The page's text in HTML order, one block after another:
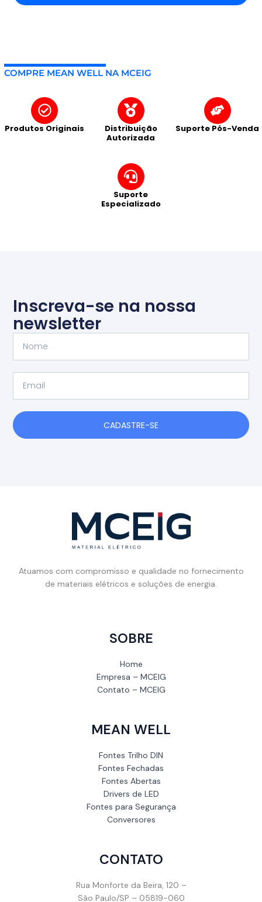
COMPRE MEAN WELL NA MCEIG
Produtos Originais
Distribuição
Autorizada
Suporte Pós-Venda
Suporte
Especializado
Inscreva-se na nossa
newsletter
CADASTRE-SE
Atuamos com compromisso e qualidade no fornecimento
de materiais elétricos e soluções de energia.
SOBRE
Home
Empresa – MCEIG
Contato – MCEIG
MEAN WELL
Fontes Trilho DIN
Fontes Fechadas
Fontes Abertas
Drivers de LED
Fontes para Segurança
Conversores
CONTATO
Rua Monforte da Beira, 120 –
São Paulo/SP – 05819-060